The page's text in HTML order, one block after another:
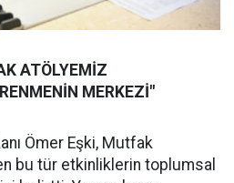
ATÖLYEMİZ
MERKEZİ"
Ömer Eşki, Mutfak
bu tür etkinliklerin toplumsal